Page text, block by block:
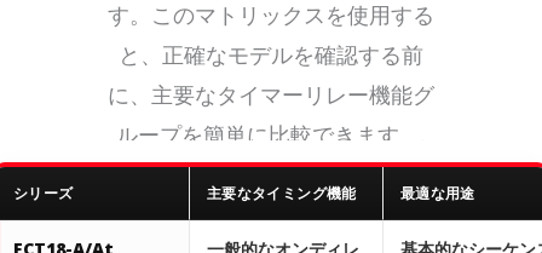
す。このマトリックスを使用する
と、正確なモデルを確認する前
に、主要なタイマーリレー機能グ
ループを簡単に比較できます。.
シリーズ 主要なタイミング機能 最適な用途